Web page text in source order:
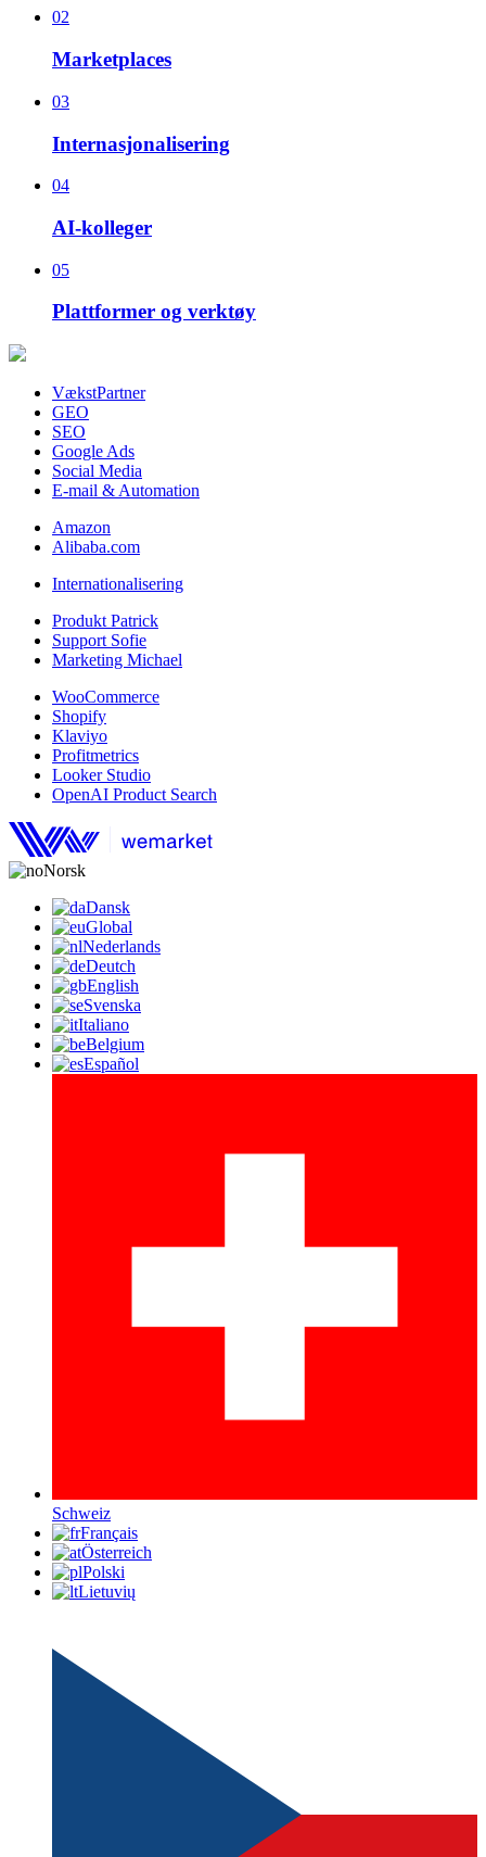
02
Marketplaces
03
Internasjonalisering
04
AI-kolleger
05
Plattformer og verktøy
VækstPartner
GEO
SEO
Google Ads
Social Media
E-mail & Automation
Amazon
Alibaba.com
Internationalisering
Produkt Patrick
Support Sofie
Marketing Michael
WooCommerce
Shopify
Klaviyo
Profitmetrics
Looker Studio
OpenAI Product Search
Norsk
Dansk
Global
Nederlands
Deutch
English
Svenska
Italiano
Belgium
Español
Schweiz
Français
Österreich
Polski
Lietuvių